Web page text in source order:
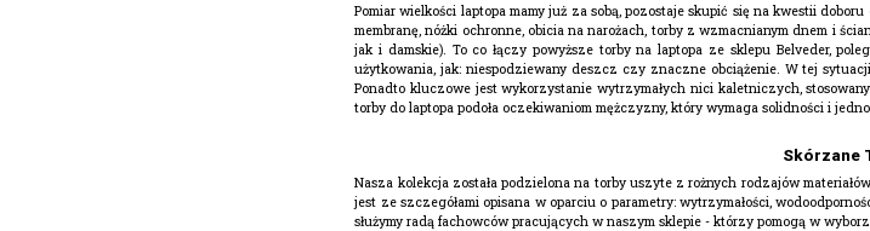
Pomiar wielkości laptopa mamy już za sobą, pozostaje skupić się na kwestii
membranę, nóżki ochronne, obicia na narożach, torby z wzmacnianym dnem i
jak i damskie). To co łączy powyższe torby na laptopa ze sklepu Belveder,
użytkowania, jak: niespodziewany deszcz czy znaczne obciążenie. W tej sytuacji
Ponadto kluczowe jest wykorzystanie wytrzymałych nici kaletniczych,
torby do laptopa podoła oczekiwaniom mężczyzny, który wymaga solidności i
Skórzane
Nasza kolekcja została podzielona na torby uszyte z rożnych rodzajów
jest ze szczegółami opisana w oparciu o parametry: wytrzymałości,
służymy radą fachowców pracujących w naszym sklepie - którzy pomogą w